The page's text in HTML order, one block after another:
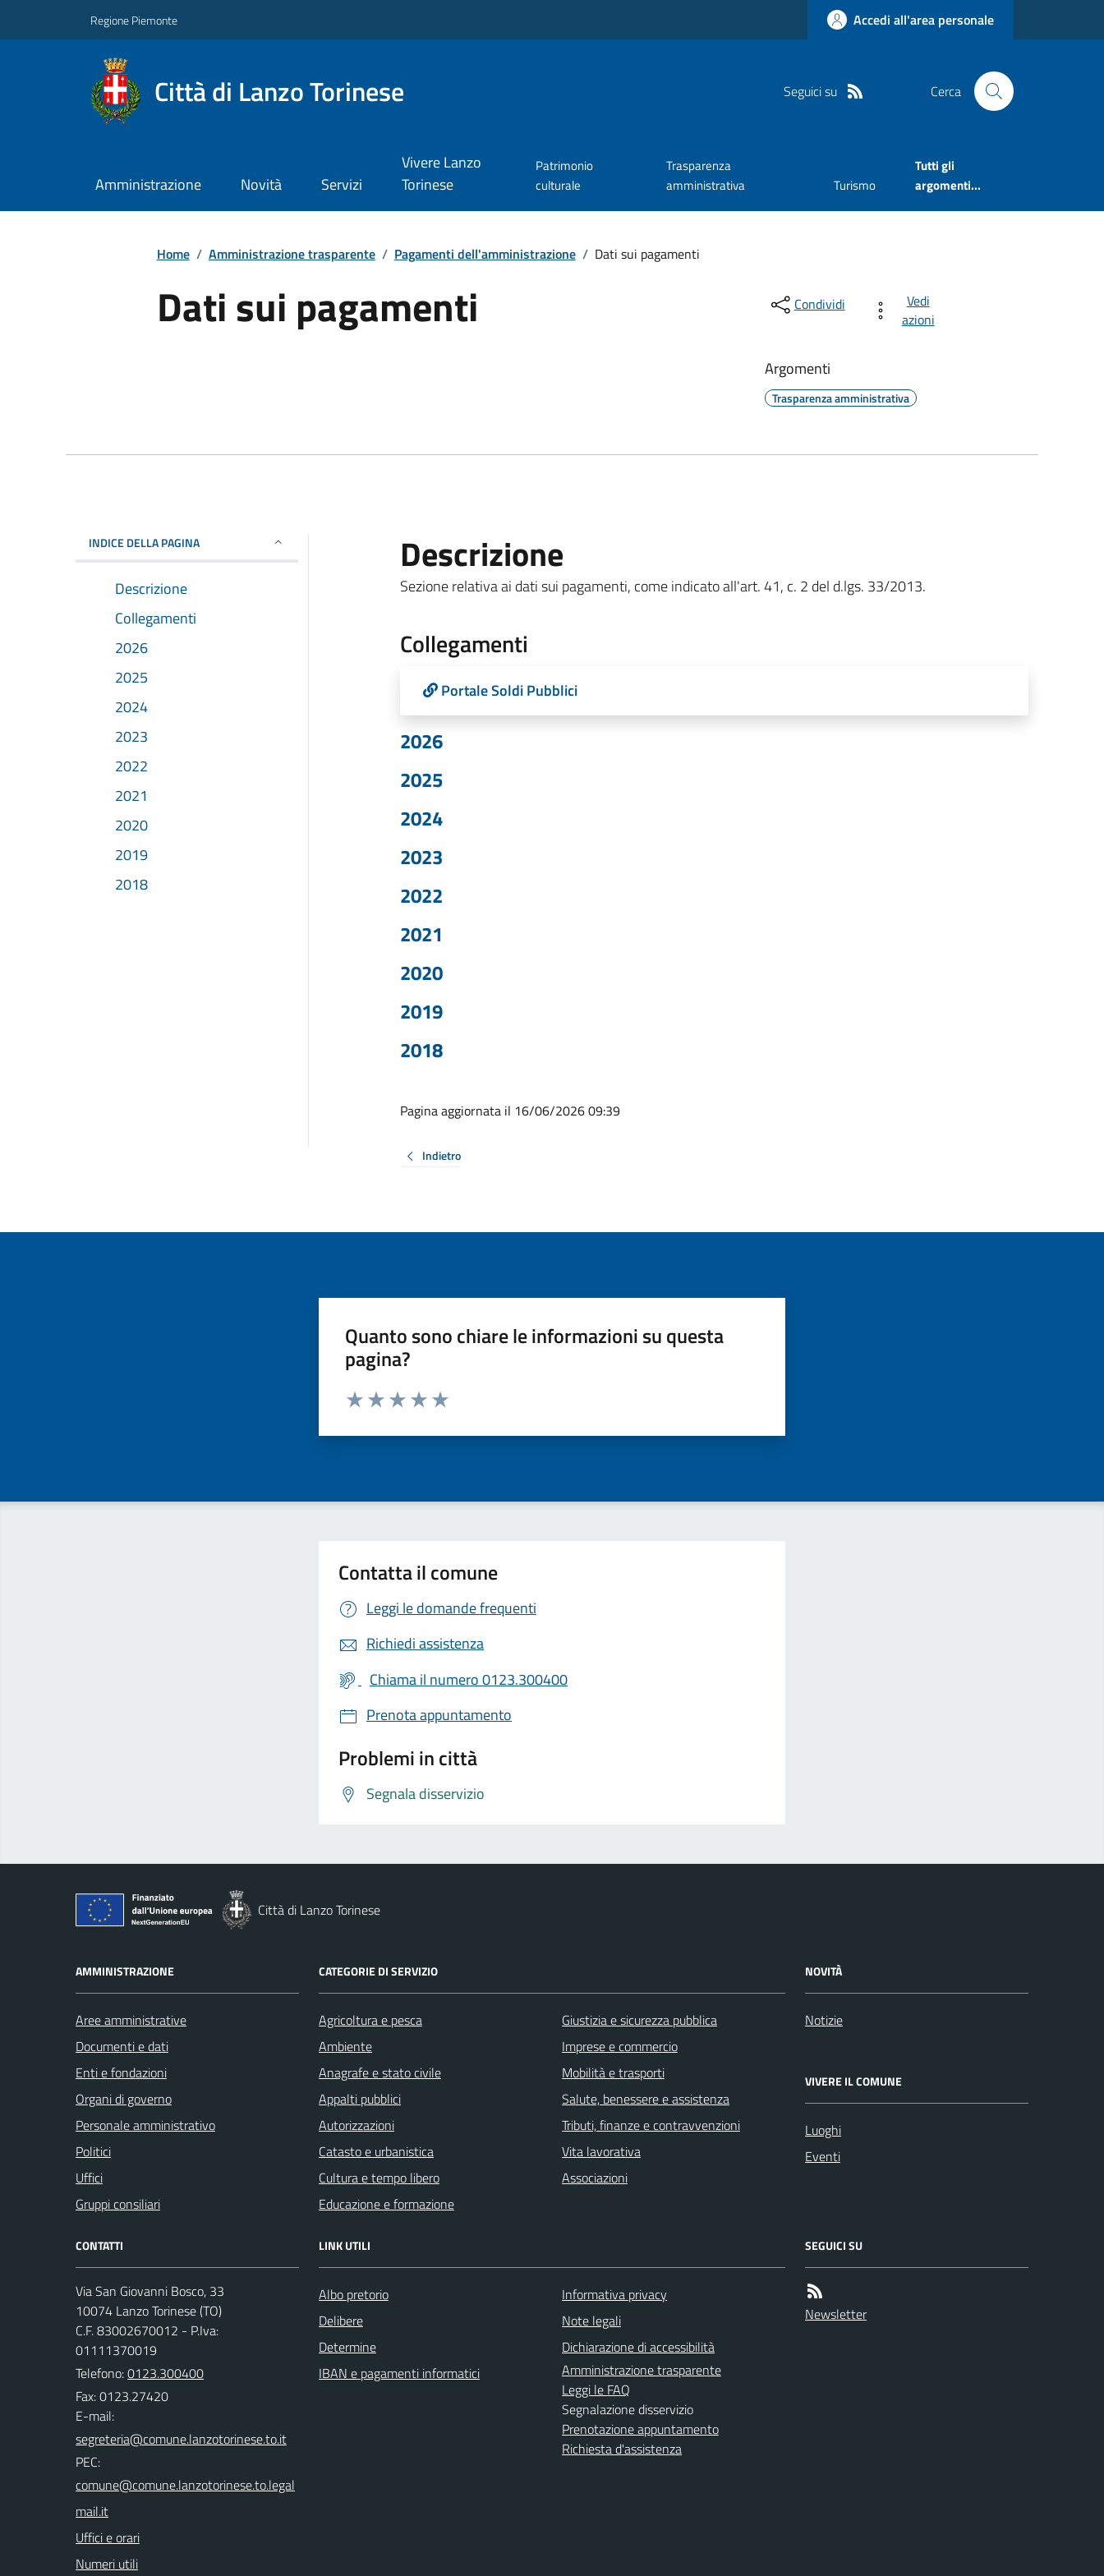
Regione Piemonte Accedi all'area personale
Città di Lanzo Torinese Seguici su Cerca
Amministrazione Novità Servizi
Vivere Lanzo
Torinese
Patrimonio
culturale
Trasparenza
amministrativa
Turismo
Tutti gli
argomenti...
Home / Amministrazione trasparente / Pagamenti dell'amministrazione / Dati sui pagamenti
Dati sui pagamenti Condividi
Vedi
azioni
Argomenti
Trasparenza amministrativa
INDICE DELLA PAGINA
Descrizione
Collegamenti
2026
2025
2024
2023
2022
2021
2020
2019
2018
Descrizione
Sezione relativa ai dati sui pagamenti, come indicato all'art. 41, c. 2 del d.lgs. 33/2013.
Collegamenti
Portale Soldi Pubblici
2026
2025
2024
2023
2022
2021
2020
2019
2018
Pagina aggiornata il 16/06/2026 09:39
Indietro
Quanto sono chiare le informazioni su questa
pagina?
Valuta da 1 a 5 stelle la pagina
Contatta il comune
Leggi le domande frequenti
Richiedi assistenza
Chiama il numero 0123.300400
Prenota appuntamento
Problemi in città
Segnala disservizio
Città di Lanzo Torinese
AMMINISTRAZIONE
Aree amministrative
Documenti e dati
Enti e fondazioni
Organi di governo
Personale amministrativo
Politici
Uffici
Gruppi consiliari
CATEGORIE DI SERVIZIO
Agricoltura e pesca
Ambiente
Anagrafe e stato civile
Appalti pubblici
Autorizzazioni
Catasto e urbanistica
Cultura e tempo libero
Educazione e formazione
Giustizia e sicurezza pubblica
Imprese e commercio
Mobilità e trasporti
Salute, benessere e assistenza
Tributi, finanze e contravvenzioni
Vita lavorativa
Associazioni
NOVITÀ
Notizie
VIVERE IL COMUNE
Luoghi
Eventi
CONTATTI
Via San Giovanni Bosco, 33
10074 Lanzo Torinese (TO)
C.F. 83002670012 - P.Iva:
01111370019
Telefono:0123.300400
Fax: 0123.27420
E-mail:
PEC:
Uffici e orari
Numeri utili
LINK UTILI
Albo pretorio
Delibere
Determine
IBAN e pagamenti informatici
Informativa privacy
Note legali
Dichiarazione di accessibilità
Amministrazione trasparente
Leggi le FAQ
Segnalazione disservizio
Prenotazione appuntamento
Richiesta d'assistenza
SEGUICI SU
Newsletter